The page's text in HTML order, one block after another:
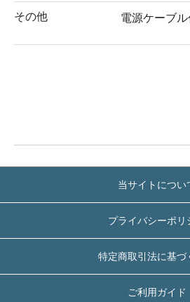
その他 電源ケーブル
当サイトについ
プライバシーポリ
特定商取引法に基づ
ご利用ガイド